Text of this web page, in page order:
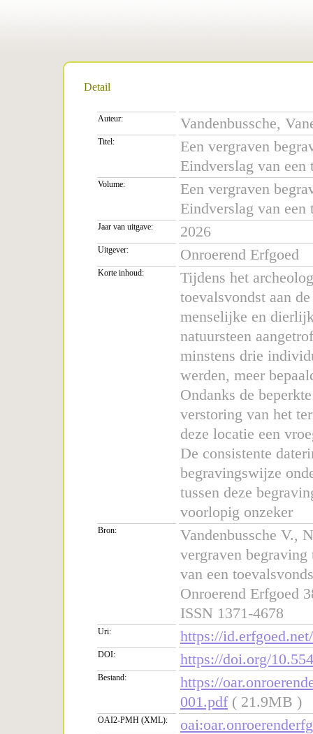
Detail
Auteur: Vandenbussche,
Titel:
Een vergraven
Eindverslag van een
Volume:
Een vergraven
Eindverslag van een
Jaar van uitgave: 2026
Uitgever: Onroerend Erfgoed
Korte inhoud:
Tijdens het
toevalsvondst aan
menselijke en
natuursteen
minstens drie
werden, meer
Ondanks de
verstoring van het
deze locatie een
De consistente
begravingswijze
tussen deze
voorlopig onzeker
Bron:
Vandenbussche V.,
vergraven
van een
Onroerend Erfgoed
ISSN 1371-4678
Uri: https://
DOI: https://doi.org/
Bestand:
https://
001.pdf( 21.9MB )
OAI2-PMH (XML):